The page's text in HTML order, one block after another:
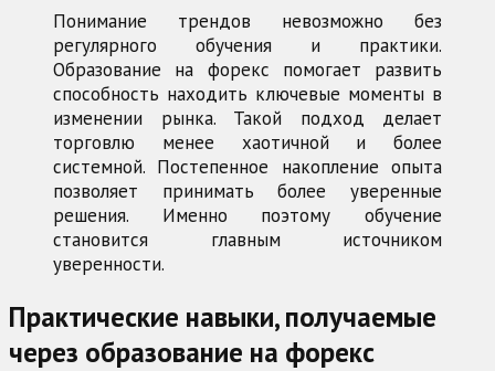
Понимание трендов невозможно без
регулярного обучения и практики.
Образование на форекс помогает развить
способность находить ключевые моменты в
изменении рынка. Такой подход делает
торговлю менее хаотичной и более
системной. Постепенное накопление опыта
позволяет принимать более уверенные
решения. Именно поэтому обучение
становится главным источником
уверенности.
Практические навыки, получаемые
через образование на форекс